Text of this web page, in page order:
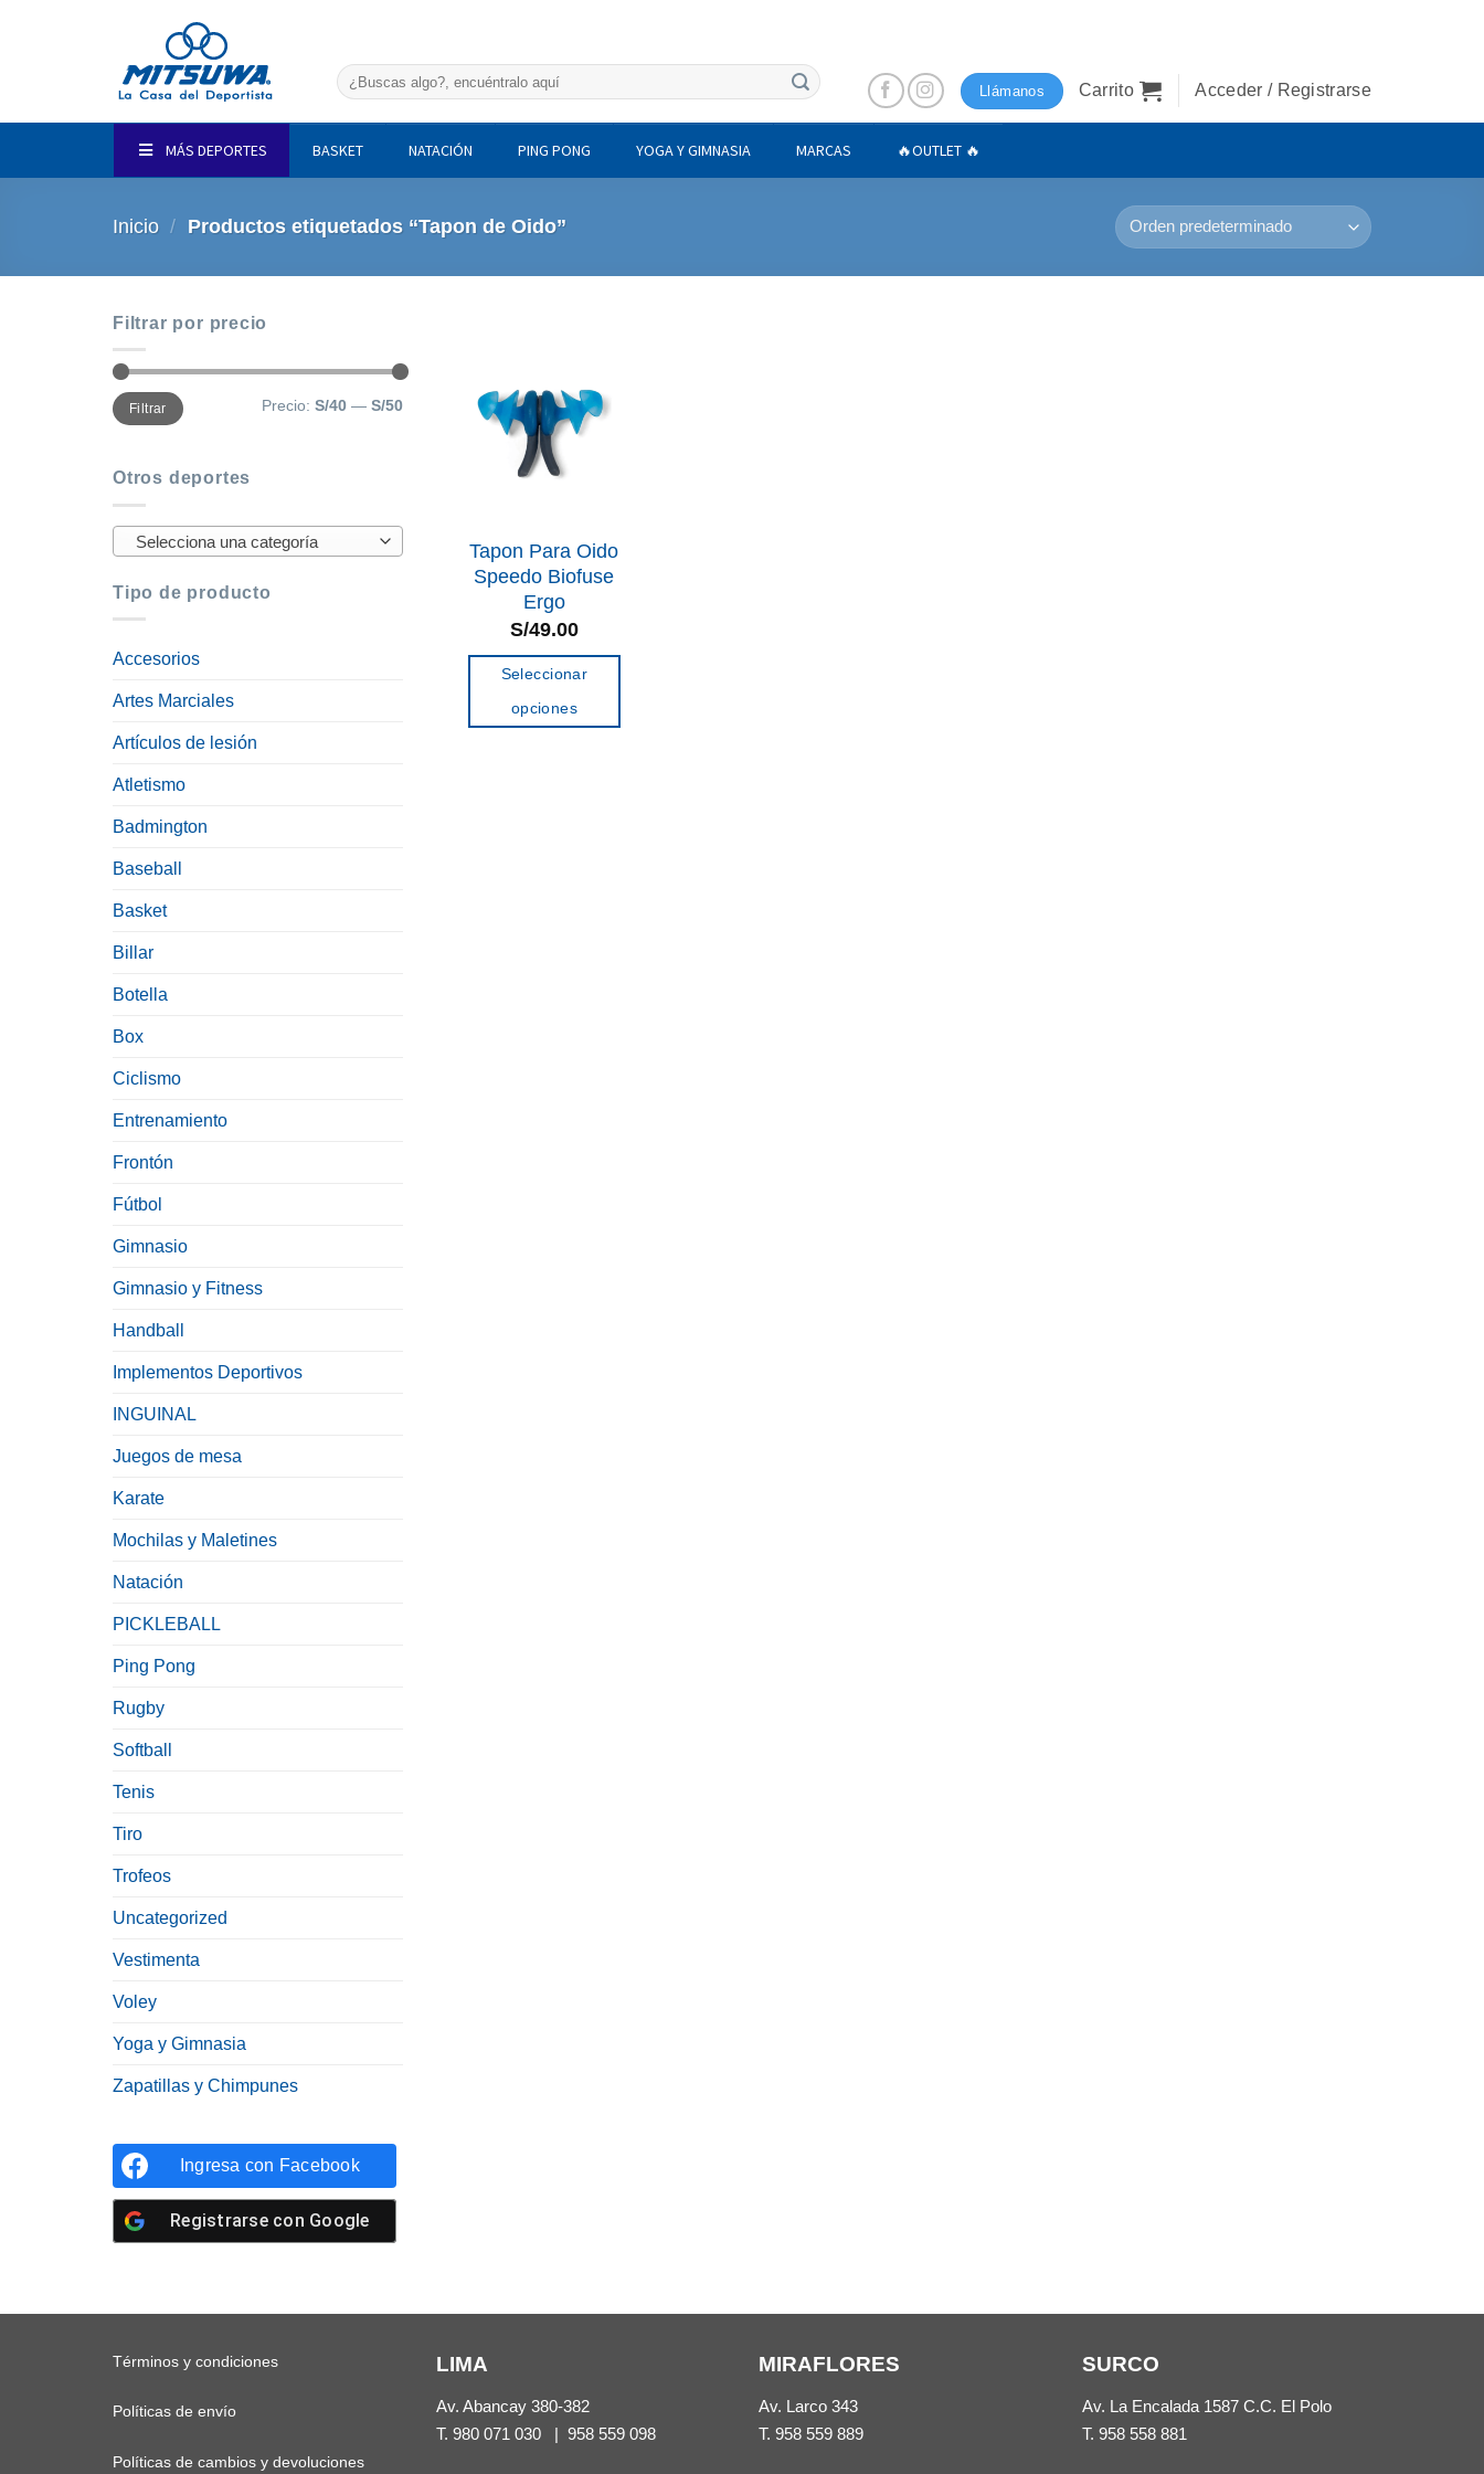
Buscar
por:
Llámanos Carrito Acceder / Registrarse
MÁS DEPORTES BASKET NATACIÓN PING PONG YOGA Y GIMNASIA MARCAS 🔥OUTLET 🔥
Inicio / Productos etiquetados “Tapon de Oido”
Filtrar por precio
Precio
mínimo
Precio
máximo
Filtrar Precio: S/40— S/50
Otros deportes
Selecciona una categoría
Tipo de producto
Accesorios
Artes Marciales
Artículos de lesión
Atletismo
Badmington
Baseball
Basket
Billar
Botella
Box
Ciclismo
Entrenamiento
Frontón
Fútbol
Gimnasio
Gimnasio y Fitness
Handball
Implementos Deportivos
INGUINAL
Juegos de mesa
Karate
Mochilas y Maletines
Natación
PICKLEBALL
Ping Pong
Rugby
Softball
Tenis
Tiro
Trofeos
Uncategorized
Vestimenta
Voley
Yoga y Gimnasia
Zapatillas y Chimpunes
Ingresa con Facebook
Registrarse con Google
Tapon Para Oido
Speedo Biofuse
Ergo
S/49.00
Seleccionar
opciones
Términos y condiciones
Políticas de envío
Políticas de cambios y devoluciones
LIMA
Av. Abancay 380-382
T. 980 071 030| 958 559 098
MIRAFLORES
Av. Larco 343
T. 958 559 889
SURCO
Av. La Encalada 1587 C.C. El Polo
T. 958 558 881